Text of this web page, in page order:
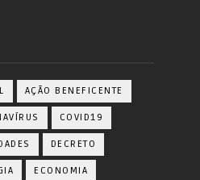
AÇÃO BENEFICENTE
COVID19
DECRETO
ECONOMIA